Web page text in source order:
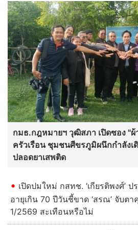
กมธ.กฎหมายฯ วุฒิสภา เปิดซอง "ผ้
ครัวเรือน ชุมชนศีขรภูมิผนึกกำลัง
ปลอดยาเสพติด
เปิดปมใหม่ กสทช. ‘เกียรติพงศ์’
อายุเกิน 70 ปีวันชี้ขาด ‘สรณ’ จับต
1/2569 สะเทือนหรือไม่